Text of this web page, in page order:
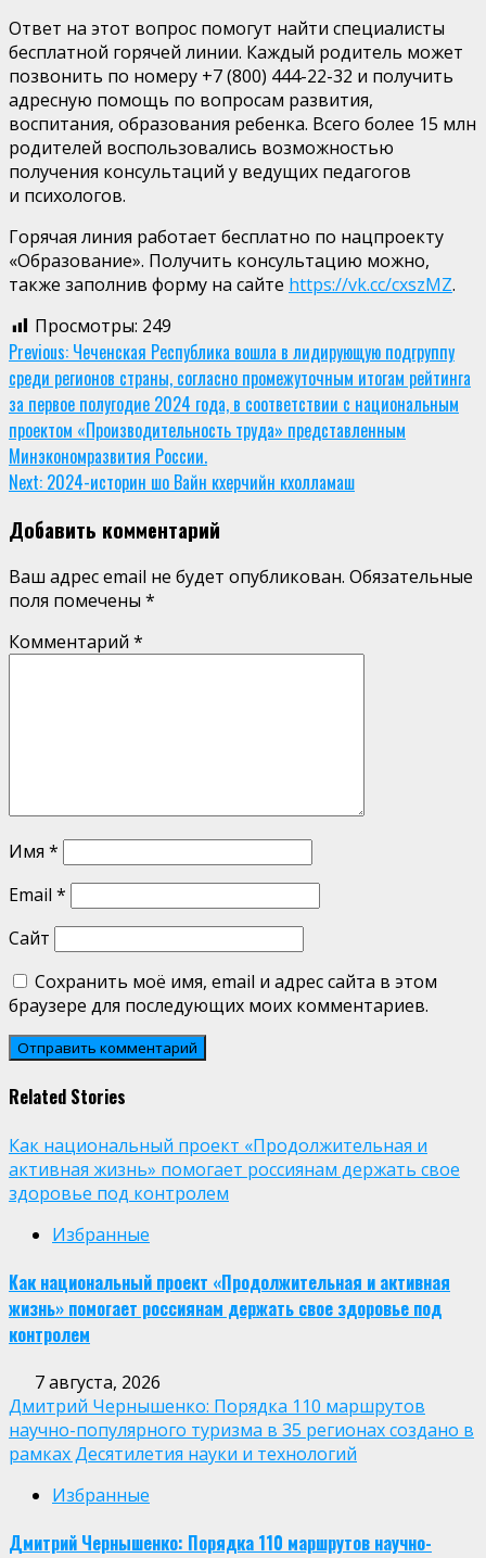
Ответ на этот вопрос помогут найти специалисты
бесплатной горячей линии. Каждый родитель может
позвонить по номеру +7 (800) 444-22-32 и получить
адресную помощь по вопросам развития,
воспитания, образования ребенка. Всего более 15 млн
родителей воспользовались возможностью
получения консультаций у ведущих педагогов
и психологов.
Горячая линия работает бесплатно по нацпроекту
«Образование». Получить консультацию можно,
также заполнив форму на сайте https://vk.cc/cxszMZ.
Просмотры: 249
Continue
Reading
Previous: Чеченская Республика вошла в лидирующую подгруппу
среди регионов страны, согласно промежуточным итогам рейтинга
за первое полугодие 2024 года, в соответствии с национальным
проектом «Производительность труда» представленным
Минэкономразвития России.
Next: 2024-историн шо Вайн кхерчийн кхолламаш
Добавить комментарий
Ваш адрес email не будет опубликован. Обязательные
поля помечены *
Комментарий *
Имя *
Email *
Сайт
Сохранить моё имя, email и адрес сайта в этом
браузере для последующих моих комментариев.
Related Stories
Как национальный проект «Продолжительная и
активная жизнь» помогает россиянам держать свое
здоровье под контролем
Избранные
Как национальный проект «Продолжительная и активная
жизнь» помогает россиянам держать свое здоровье под
контролем
7 августа, 2026
Дмитрий Чернышенко: Порядка 110 маршрутов
научно-популярного туризма в 35 регионах создано в
рамках Десятилетия науки и технологий
Избранные
Дмитрий Чернышенко: Порядка 110 маршрутов научно-